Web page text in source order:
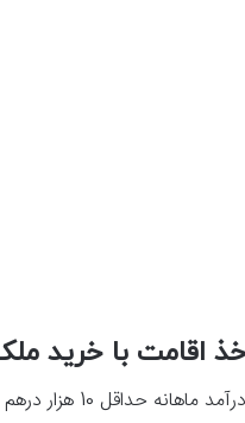
اقامت با خرید
ماهانه حداقل 10 هزار درهم